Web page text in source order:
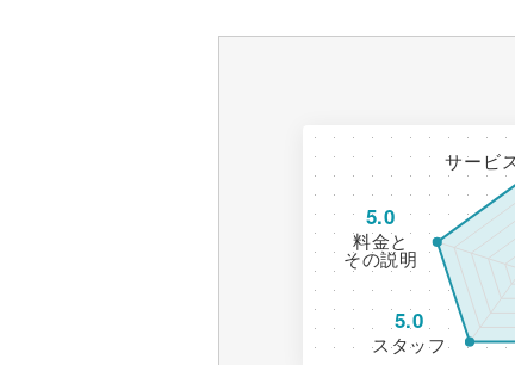
サービ
スタッフ
5.0
料金と
その説明
5.0